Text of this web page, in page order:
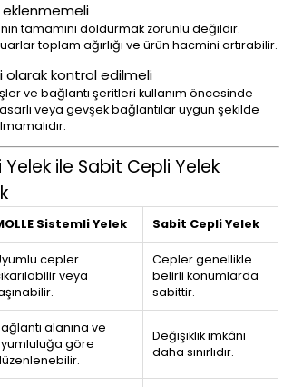
tamamını doldurmak zorunlu değildir.
toplam ağırlığı ve ürün hacmini artırabilir.
olarak kontrol edilmeli
ve bağlantı şeritleri kullanım öncesinde
veya gevşek bağlantılar uygun şekilde
Yelek ile Sabit Cepli Yelek
Sistemli Yelek Sabit Cepli Yelek
cepler
veya
Cepler genellikle
belirli konumlarda
sabittir.
alanına ve
göre
Değişiklik imkânı
daha sınırlıdır.